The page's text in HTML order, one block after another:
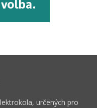
určených pro